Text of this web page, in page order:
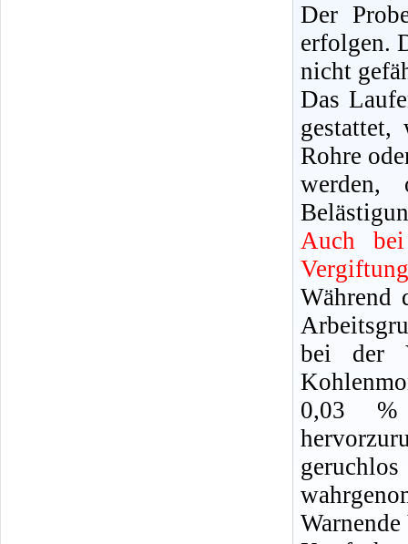
Der
erfolgen.
nicht
Das
gestattet,
Rohre
werden,
Auch
Während
bei der
0,03